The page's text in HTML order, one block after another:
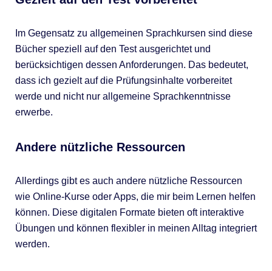
Im Gegensatz zu allgemeinen Sprachkursen sind diese
Bücher speziell auf den Test ausgerichtet und
berücksichtigen dessen Anforderungen. Das bedeutet,
dass ich gezielt auf die Prüfungsinhalte vorbereitet
werde und nicht nur allgemeine Sprachkenntnisse
erwerbe.
Andere nützliche Ressourcen
Allerdings gibt es auch andere nützliche Ressourcen
wie Online-Kurse oder Apps, die mir beim Lernen helfen
können. Diese digitalen Formate bieten oft interaktive
Übungen und können flexibler in meinen Alltag integriert
werden.